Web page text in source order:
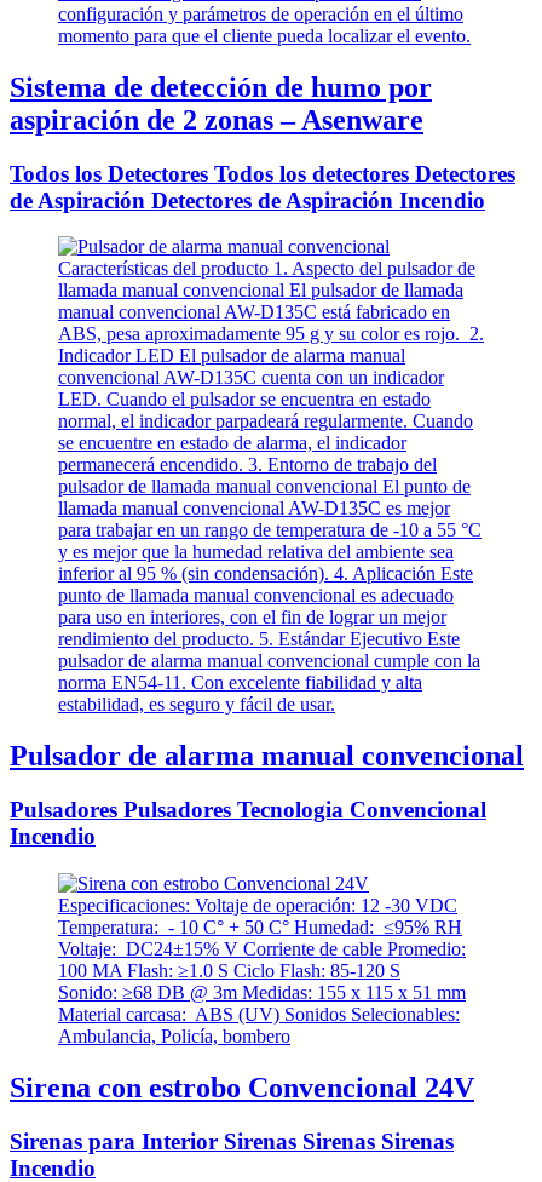
Sistema de detección de humo por
aspiración de 2 zonas – Asenware
Todos los Detectores Todos los detectores Detectores
de Aspiración Detectores de Aspiración Incendio
Pulsador de alarma manual convencional
Pulsadores Pulsadores Tecnologia Convencional
Incendio
Sirena con estrobo Convencional 24V
Sirenas para Interior Sirenas Sirenas Sirenas
Incendio